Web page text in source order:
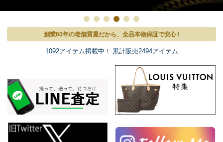
創業60年の老舗質屋だから、全品本物保証で安心 !
1092アイテム掲載中！ 累計販売2494アイテム